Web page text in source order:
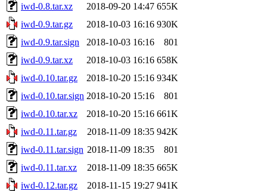
iwd-0.8.tar.xz
2018-09-20 14:47 655K
iwd-0.9.tar.gz
2018-10-03 16:16 930K
iwd-0.9.tar.sign
2018-10-03 16:16
801
iwd-0.9.tar.xz
2018-10-03 16:16 658K
iwd-0.10.tar.gz
2018-10-20 15:16 934K
iwd-0.10.tar.sign 2018-10-20 15:16
801
iwd-0.10.tar.xz
2018-10-20 15:16 661K
iwd-0.11.tar.gz
2018-11-09 18:35 942K
iwd-0.11.tar.sign 2018-11-09 18:35
801
iwd-0.11.tar.xz
2018-11-09 18:35 665K
iwd-0.12.tar.gz
2018-11-15 19:27 941K